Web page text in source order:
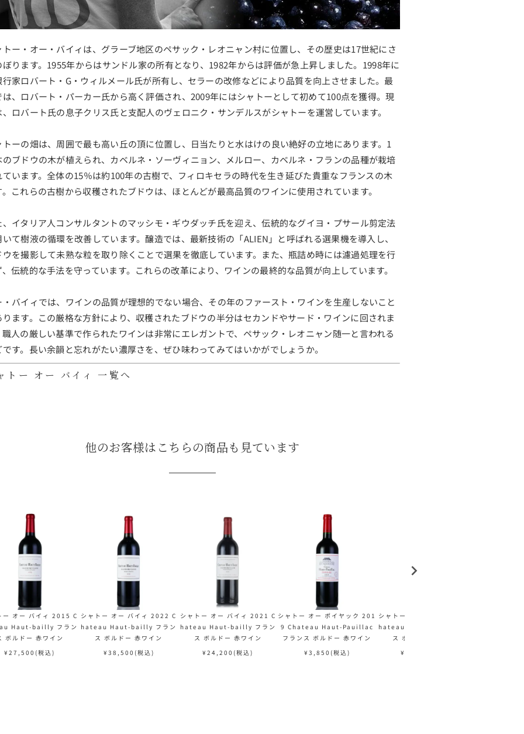
トー・オー・バイィは、グラーブ地区のペサック・レオニャン村に位置し、その歴史は17世紀にさ
ぼります。1955年からはサンドル家の所有となり、1982年からは評価が急上昇しました。1998年に
行家ロバート・G・ウィルメール氏が所有し、セラーの改修などにより品質を向上させました。最
は、ロバート・パーカー氏から高く評価され、2009年にはシャトーとして初めて100点を獲得。現
、ロバート氏の息子クリス氏と支配人のヴェロニク・サンデルスがシャトーを運営しています。
トーの畑は、周囲で最も高い丘の頂に位置し、日当たりと水はけの良い絶好の立地にあります。1
のブドウの木が植えられ、カベルネ・ソーヴィニョン、メルロー、カベルネ・フランの品種が栽培
ています。全体の15％は約100年の古樹で、フィロキセラの時代を生き延びた貴重なフランスの木
。これらの古樹から収穫されたブドウは、ほとんどが最高品質のワインに使用されています。
、イタリア人コンサルタントのマッシモ・ギウダッチ氏を迎え、伝統的なグイヨ・プサール剪定法
いて樹液の循環を改善しています。醸造では、最新技術の「ALIEN」と呼ばれる選果機を導入し、
ウを撮影して未熟な粒を取り除くことで選果を徹底しています。また、瓶詰め時には濾過処理を行
、伝統的な手法を守っています。これらの改革により、ワインの最終的な品質が向上しています。
・バイィでは、ワインの品質が理想的でない場合、その年のファースト・ワインを生産しないこと
ります。この厳格な方針により、収穫されたブドウの半分はセカンドやサード・ワインに回されま
職人の厳しい基準で作られたワインは非常にエレガントで、ペサック・レオニャン随一と言われる
です。長い余韻と忘れがたい濃厚さを、ぜひ味わってみてはいかがでしょうか。
トー オー バイィ 一覧へ
他のお客様はこちらの商品も見ています
ー オー バイィ 2015 C
Haut-bailly フラン
ボルドー 赤ワイン
¥27,500 (税込)
シャトー オー バイィ 2022 C
hateau Haut-bailly フラン
ス ボルドー 赤ワイン
¥ 38,500 (税込)
シャトー オー バイィ 2021 C
hateau Haut-bailly フラン
ス ボルドー 赤ワイン
¥24,200 (税込)
シャトー オー ポイヤック 201
9 Chateau Haut-Pauillac
フランス ボルドー 赤ワイン
¥ 3,850 (税込)
シャトー オー バイィ 2011 C
hateau Haut-bailly フラン
ス ボルドー 赤ワイン
¥